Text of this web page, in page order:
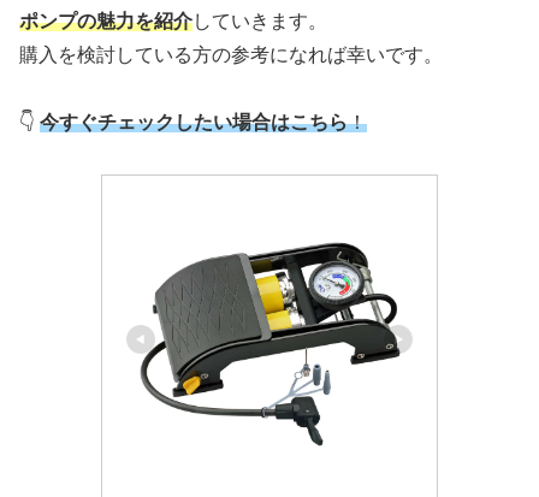
ポンプの魅力を紹介していきます。
購入を検討している方の参考になれば幸いです。
👇 今すぐチェックしたい場合はこちら！